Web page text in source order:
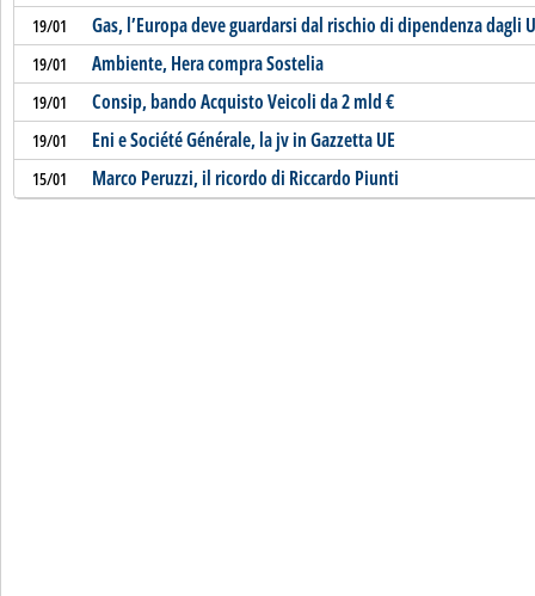
19/01 Gas, l’Europa deve guardarsi dal rischio di dipendenza dagli
19/01 Ambiente, Hera compra Sostelia
19/01 Consip, bando Acquisto Veicoli da 2 mld €
19/01 Eni e Société Générale, la jv in Gazzetta UE
15/01 Marco Peruzzi, il ricordo di Riccardo Piunti